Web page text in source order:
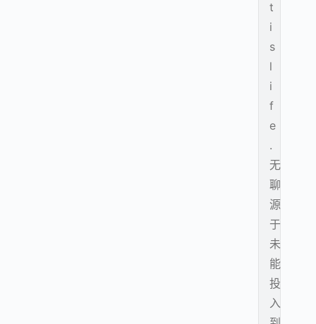
t
i
s
l
i
f
e
.
无
聊
源
于
未
能
投
入